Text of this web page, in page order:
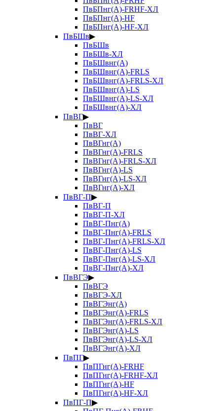
ПвБПнг(А)-FRHF-ХЛ
ПвБПнг(А)-HF
ПвБПнг(А)-HF-ХЛ
ПвБШв▶
ПвБШв
ПвБШв-ХЛ
ПвБШвнг(А)
ПвБШвнг(А)-FRLS
ПвБШвнг(А)-FRLS-ХЛ
ПвБШвнг(А)-LS
ПвБШвнг(А)-LS-ХЛ
ПвБШвнг(А)-ХЛ
ПвВГ▶
ПвВГ
ПвВГ-ХЛ
ПвВГнг(А)
ПвВГнг(А)-FRLS
ПвВГнг(А)-FRLS-ХЛ
ПвВГнг(А)-LS
ПвВГнг(А)-LS-ХЛ
ПвВГнг(А)-ХЛ
ПвВГ-П▶
ПвВГ-П
ПвВГ-П-ХЛ
ПвВГ-Пнг(А)
ПвВГ-Пнг(А)-FRLS
ПвВГ-Пнг(А)-FRLS-ХЛ
ПвВГ-Пнг(А)-LS
ПвВГ-Пнг(А)-LS-ХЛ
ПвВГ-Пнг(А)-ХЛ
ПвВГЭ▶
ПвВГЭ
ПвВГЭ-ХЛ
ПвВГЭнг(А)
ПвВГЭнг(А)-FRLS
ПвВГЭнг(А)-FRLS-ХЛ
ПвВГЭнг(А)-LS
ПвВГЭнг(А)-LS-ХЛ
ПвВГЭнг(А)-ХЛ
ПвПГ▶
ПвПГнг(А)-FRHF
ПвПГнг(А)-FRHF-ХЛ
ПвПГнг(А)-HF
ПвПГнг(А)-HF-ХЛ
ПвПГ-П▶